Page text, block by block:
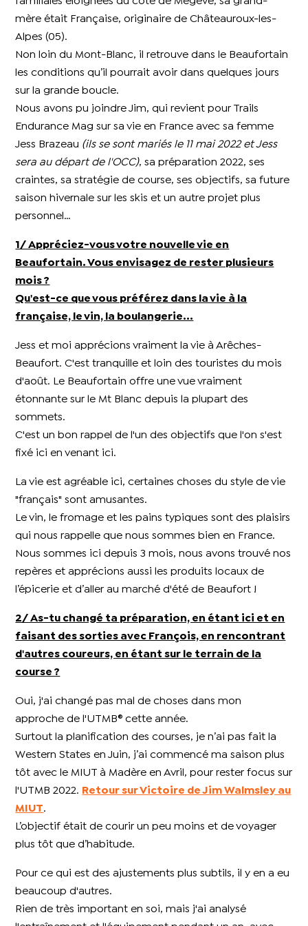
mère était Française, originaire de Châteauroux-les-
Alpes (05).
Non loin du Mont-Blanc, il retrouve dans le Beaufortain
les conditions qu’il pourrait avoir dans quelques jours
sur la grande boucle.
Nous avons pu joindre Jim, qui revient pour Trails
Endurance Mag sur sa vie en France avec sa femme
Jess Brazeau (ils se sont mariés le 11 mai 2022 et Jess
sera au départ de l'OCC), sa préparation 2022, ses
craintes, sa stratégie de course, ses objectifs, sa future
saison hivernale sur les skis et un autre projet plus
personnel…
1/ Appréciez-vous votre nouvelle vie en
Beaufortain. Vous envisagez de rester plusieurs
mois ?
Qu'est-ce que vous préférez dans la vie à la
française, le vin, la boulangerie...
Jess et moi apprécions vraiment la vie à Arêches-
Beaufort. C'est tranquille et loin des touristes du mois
d'août. Le Beaufortain offre une vue vraiment
étonnante sur le Mt Blanc depuis la plupart des
sommets.
C'est un bon rappel de l'un des objectifs que l'on s'est
fixé ici en venant ici.
La vie est agréable ici, certaines choses du style de vie
"français" sont amusantes.
Le vin, le fromage et les pains typiques sont des plaisirs
qui nous rappelle que nous sommes bien en France.
Nous sommes ici depuis 3 mois, nous avons trouvé nos
repères et apprécions aussi les produits locaux de
l’épicerie et d’aller au marché d'été de Beaufort !
2/ As-tu changé ta préparation, en étant ici et en
faisant des sorties avec François, en rencontrant
d'autres coureurs, en étant sur le terrain de la
course ?
Oui, j'ai changé pas mal de choses dans mon
approche de l'UTMB® cette année.
Surtout la planification des courses, je n’ai pas fait la
Western States en Juin, j’ai commencé ma saison plus
tôt avec le MIUT à Madère en Avril, pour rester focus sur
l'UTMB 2022.
Retour sur Victoire de Jim Walmsley au
MIUT.
L’objectif était de courir un peu moins et de voyager
plus tôt que d’habitude.
Pour ce qui est des ajustements plus subtils, il y en a eu
beaucoup d'autres.
Rien de très important en soi, mais j'ai analysé